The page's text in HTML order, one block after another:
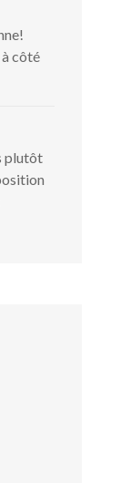
côté
plutôt